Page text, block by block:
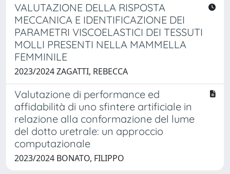
VALUTAZIONE DELLA RISPOSTA
MECCANICA E IDENTIFICAZIONE DEI
PARAMETRI VISCOELASTICI DEI TESSUTI
MOLLI PRESENTI NELLA MAMMELLA
FEMMINILE
2023/2024 ZAGATTI, REBECCA
Valutazione di performance ed
affidabilità di uno sfintere artificiale in
relazione alla conformazione del lume
del dotto uretrale: un approccio
computazionale
2023/2024 BONATO, FILIPPO